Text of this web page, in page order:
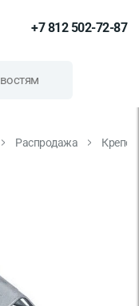
+7 812 502-72-87
Распродажа